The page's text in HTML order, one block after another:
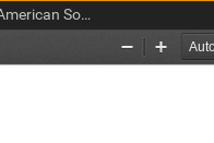
American Society of Mechanical Engineers